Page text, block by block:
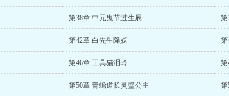
第38章 中元鬼节过生辰 第
第42章 白先生降妖 第
第46章 工具猫泪玲 第
第50章 青蟾道长灵璧公主 第